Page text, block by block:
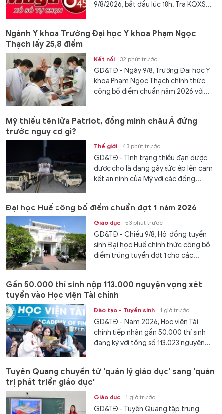
9/8/2026, bắt đầu lúc 18h. Tra KQXS...
Ngành Y khoa Trường Đại học Y khoa Phạm Ngọc
Thạch lấy 25,8 điểm
Kết nối 32 phút trước
GD&TĐ - Ngày 9/8, Trường Đại học Y
khoa Phạm Ngọc Thạch chính thức
công bố điểm chuẩn năm 2026 với...
Mỹ thiếu tên lửa Patriot, đồng minh châu Á đứng
trước nguy cơ gì?
Thế giới 43 phút trước
GD&TĐ - Tình trạng thiếu đạn dược
được cho là đang gây sức ép lên cam
kết an ninh của Mỹ với các đồng...
Đại học Huế công bố điểm chuẩn đợt 1 năm 2026
Giáo dục 53 phút trước
GD&TĐ - Chiều 9/8, Hội đồng tuyển
sinh Đại học Huế chính thức công bố
điểm trúng tuyển đợt 1 cho các...
Gần 50.000 thí sinh nộp 113.000 nguyện vọng xét
tuyển vào Học viện Tài chính
Đào tạo - Tuyển sinh 1 giờ trước
GD&TĐ - Năm 2026, Học viện Tài
chính tiếp nhận gần 50.000 thí sinh
đăng ký với tổng số 113.023 nguyện...
Tuyên Quang chuyển từ 'quản lý giáo dục' sang 'quản
trị phát triển giáo dục'
Giáo dục 1 giờ trước
GD&TĐ - Tuyên Quang tập trung